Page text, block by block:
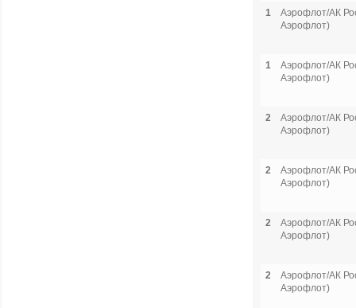
1
Аэрофлот/АК
Аэрофлот)
1
Аэрофлот/АК
Аэрофлот)
2
Аэрофлот/АК
Аэрофлот)
2
Аэрофлот/АК
Аэрофлот)
2
Аэрофлот/АК
Аэрофлот)
2
Аэрофлот/АК
Аэрофлот)